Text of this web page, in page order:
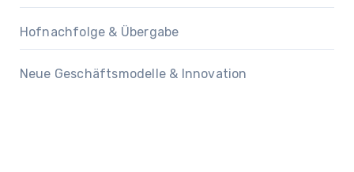
Hofnachfolge & Übergabe
Neue Geschäftsmodelle & Innovation